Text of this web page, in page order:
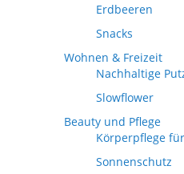
Erdbeeren
Snacks
Wohnen & Freizeit
Nachhaltige
Slowflower
Beauty und Pflege
Körperpflege
Sonnenschutz